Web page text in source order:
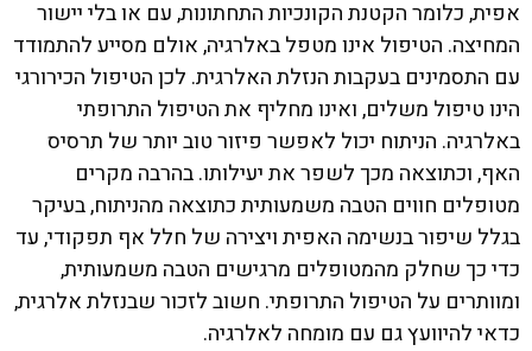
אפית, כלומר הקטנת הקונכיות התחתונות, עם או בלי יישור
המחיצה. הטיפול אינו מטפל באלרגיה, אולם מסייע להתמודד
עם התסמינים בעקבות הנזלת האלרגית. לכן הטיפול הכירורגי
הינו טיפול משלים, ואינו מחליף את הטיפול התרופתי
באלרגיה. הניתוח יכול לאפשר פיזור טוב יותר של תרסיס
האף, וכתוצאה מכך לשפר את יעילותו. בהרבה מקרים
מטופלים חווים הטבה משמעותית כתוצאה מהניתוח, בעיקר
בגלל שיפור בנשימה האפית ויצירה של חלל אף תפקודי, עד
כדי כך שחלק מהמטופלים מרגישים הטבה משמעותית,
ומוותרים על הטיפול התרופתי. חשוב לזכור שבנזלת אלרגית,
כדאי להיוועץ גם עם מומחה לאלרגיה.